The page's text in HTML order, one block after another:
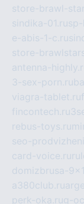
store-brawl-
sindika-01.ru
e-abis-1-c.ru
store-
antenna-
3-sex-porn.ru
viagra-tablet.ru
fincontech.ru
rebus-toys.ru
seo-
card-voice.ru
domizbrusa-
a380club.ru
perk-oka.rug-